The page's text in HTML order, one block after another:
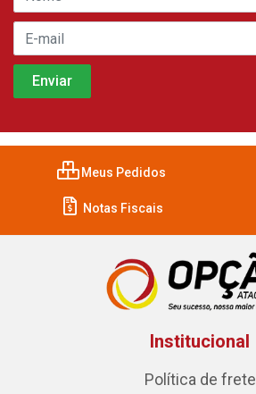
Meus Pedidos
Notas Fiscais
Institucional
Política de frete